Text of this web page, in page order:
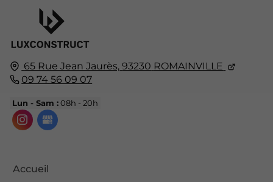
65 Rue Jean Jaurès, 93230 ROMAINVILLE
09 74 56 09 07
Lun - Sam :08h - 20h
Accueil